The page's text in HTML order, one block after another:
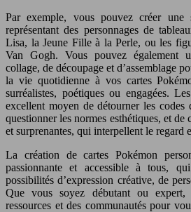
Par exemple, vous pouvez créer une
représentant des personnages de
Lisa, la Jeune Fille à la Perle, ou les
Van Gogh. Vous pouvez également
collage, de découpage et d’assemblage
la vie quotidienne à vos cartes
surréalistes, poétiques ou engagées.
excellent moyen de détourner les
questionner les normes esthétiques, et
et surprenantes, qui interpellent le regard
La création de cartes Pokémon
passionnante et accessible à tous,
possibilités d’expression créative, de
Que vous soyez débutant ou
ressources et des communautés pour